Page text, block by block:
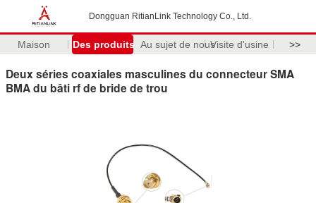
Dongguan RitianLink Technology Co., Ltd.
Maison Des produits Au sujet de nousVisite d'usine >>
Deux séries coaxiales masculines du connecteur SMA
BMA du bâti rf de bride de trou